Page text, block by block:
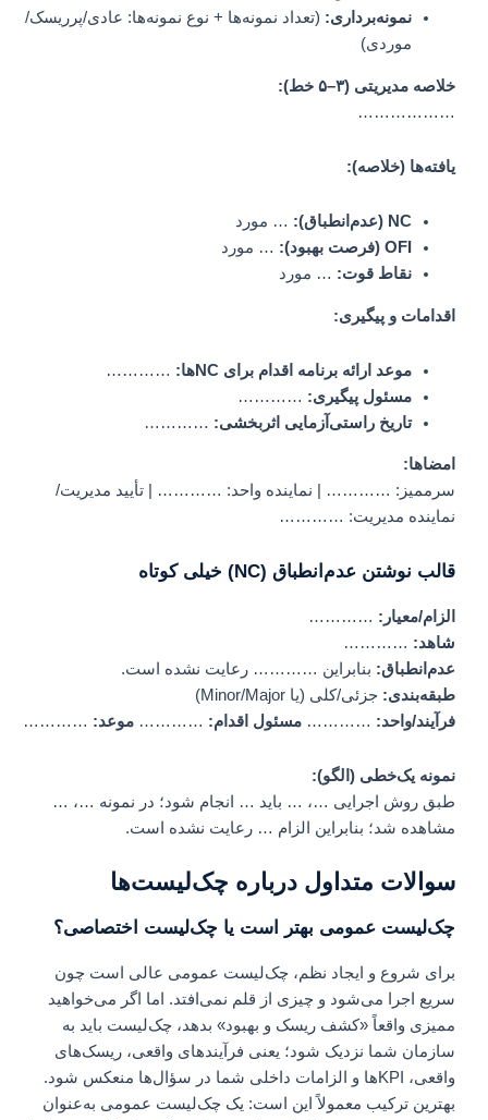
نمونه‌برداری:(تعداد نمونه‌ها + نوع نمونه‌ها: عادی/پرریسک/
موردی)
خلاصه مدیریتی (۳–۵ خط):
………………
یافته‌ها (خلاصه):
NC (عدم‌انطباق):
… مورد
OFI (فرصت بهبود):
… مورد
نقاط قوت:… مورد
اقدامات و پیگیری:
موعد ارائه برنامه اقدام برای NCها:
…………
مسئول پیگیری:…………
تاریخ راستی‌آزمایی اثربخشی:…………
امضاها:
سرممیز: ………… | نماینده واحد: ………… | تأیید مدیریت/
نماینده مدیریت: …………
قالب نوشتن عدم‌انطباق (NC) خیلی کوتاه
الزام/معیار: …………
شاهد:…………
عدم‌انطباق:بنابراین ………… رعایت نشده است.
طبقه‌بندی:جزئی/کلی (یا Minor/Major)
فرآیند/واحد:…………مسئول اقدام:…………موعد:…………
نمونه یک‌خطی (الگو):
طبق روش اجرایی …، … باید … انجام شود؛ در نمونه …، …
مشاهده شد؛ بنابراین الزام … رعایت نشده است.
سوالات متداول درباره چک‌لیست‌ها
چک‌لیست عمومی بهتر است یا چک‌لیست اختصاصی؟
برای شروع و ایجاد نظم، چک‌لیست عمومی عالی است چون
سریع اجرا می‌شود و چیزی از قلم نمی‌افتد. اما اگر می‌خواهید
ممیزی واقعاً «کشف ریسک و بهبود» بدهد، چک‌لیست باید به
سازمان شما نزدیک شود؛ یعنی فرآیندهای واقعی، ریسک‌های
واقعی، KPIها و الزامات داخلی شما در سؤال‌ها منعکس شود.
بهترین ترکیب معمولاً این است: یک چک‌لیست عمومی به‌عنوان